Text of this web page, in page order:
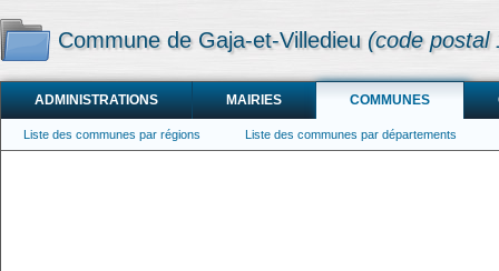
Commune de Gaja-et-Villedieu (code postal
ADMINISTRATIONS MAIRIES COMMUNES
Liste des communes par régions Liste des communes par départements